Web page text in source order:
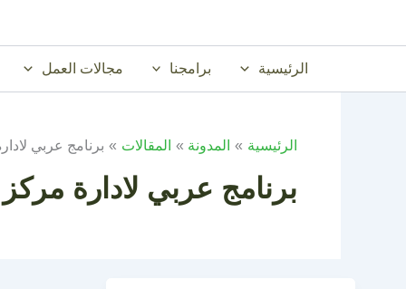
الرئيسية برامجنا مجالات العمل
الرئيسية المدونة المقالات برنامج عربي
برنامج عربي لادارة